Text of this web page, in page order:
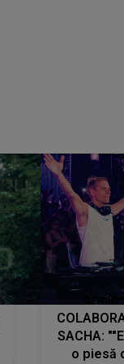
SACHA:
o piesă